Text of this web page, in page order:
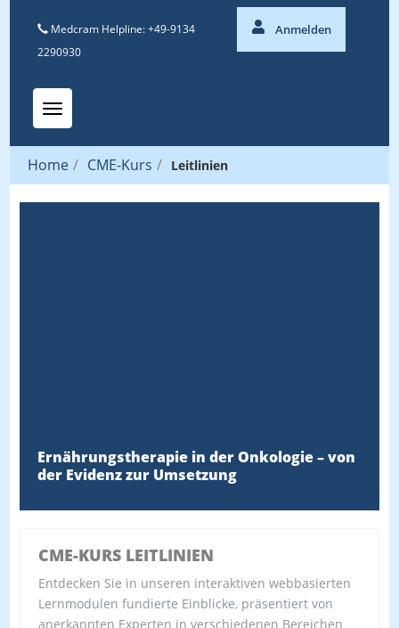
Medcram Helpline: +49-9134
2290930
Anmelden
Toggle navigation
Home / CME-Kurs / Leitlinien
Ernährungstherapie in der Onkologie – von
der Evidenz zur Umsetzung
CME-KURS LEITLINIEN
Entdecken Sie in unseren interaktiven webbasierten
Lernmodulen fundierte Einblicke, präsentiert von
anerkannten Experten in verschiedenen Bereichen